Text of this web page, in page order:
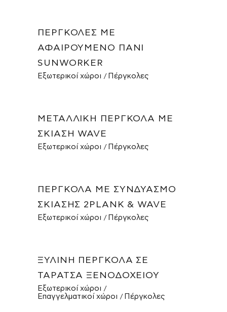
ΠΈΡΓΚΟΛΕΣ ΜΕ
ΑΦΑΙΡΟΎΜΕΝΟ ΠΑΝΊ
SUNWORKER
Εξωτερικοί χώροι Πέργκολες
ΜΕΤΑΛΛΙΚΉ ΠΈΡΓΚΟΛΑ ΜΕ
ΣΚΊΑΣΗ WAVE
Εξωτερικοί χώροι Πέργκολες
ΠΈΡΓΚΟΛΑ ΜΕ ΣΥΝΔΥΑΣΜΌ
ΣΚΊΑΣΗΣ 2PLANK & WAVE
Εξωτερικοί χώροι Πέργκολες
ΞΎΛΙΝΗ ΠΈΡΓΚΟΛΑ ΣΕ
ΤΑΡΆΤΣΑ ΞΕΝΟΔΟΧΕΊΟΥ
Εξωτερικοί χώροι
Επαγγελματικοί χώροι
Πέργκολες